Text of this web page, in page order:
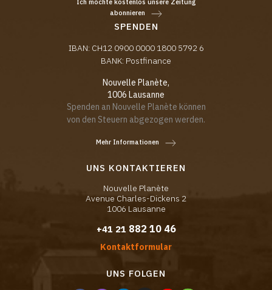
Ich möchte kostenlos unsere Zeitung
abonnieren
SPENDEN
IBAN: CH12 0900 0000 1800 5792 6
BANK: Postfinance
Nouvelle Planète,
1006 Lausanne
Spenden an Nouvelle Planète können
von den Steuern abgezogen werden.
Mehr Informationen
UNS KONTAKTIEREN
Nouvelle Planète
Avenue Charles-Dickens 2
1006 Lausanne
+41 21 882 10 46
Kontaktformular
UNS FOLGEN